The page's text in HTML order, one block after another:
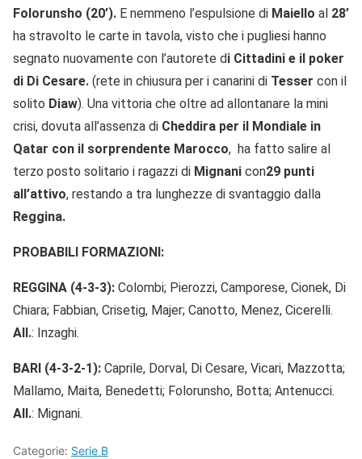
Folorunsho (20’). E nemmeno l’espulsione di Maiello al 28’
ha stravolto le carte in tavola, visto che i pugliesi hanno
segnato nuovamente con l’autorete di Cittadini e il poker
di Di Cesare. (rete in chiusura per i canarini di Tesser con il
solito Diaw). Una vittoria che oltre ad allontanare la mini
crisi, dovuta all’assenza di Cheddira per il Mondiale in
Qatar con il sorprendente Marocco, ha fatto salire al
terzo posto solitario i ragazzi di Mignani con29 punti
all’attivo, restando a tra lunghezze di svantaggio dalla
Reggina.
PROBABILI FORMAZIONI:
REGGINA (4-3-3): Colombi; Pierozzi, Camporese, Cionek, Di
Chiara; Fabbian, Crisetig, Majer; Canotto, Menez, Cicerelli.
All.: Inzaghi.
BARI (4-3-2-1): Caprile, Dorval, Di Cesare, Vicari, Mazzotta;
Mallamo, Maita, Benedetti; Folorunsho, Botta; Antenucci.
All.: Mignani.
Categorie: Serie B